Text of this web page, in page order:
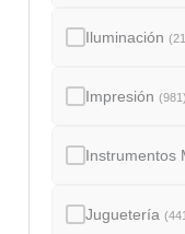
Iluminación
Impresión(981)
Instrumentos
Juguetería